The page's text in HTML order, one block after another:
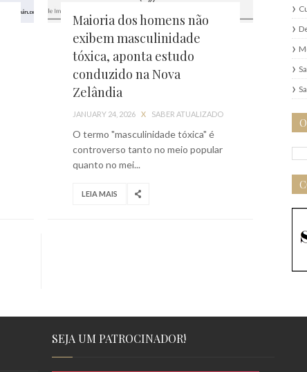
Maioria dos homens não
exibem masculinidade
tóxica, aponta estudo
conduzido na Nova
Zelândia
JANUARY 24, 2026 X SABER ATUALIZADO
O termo "masculinidade tóxica" é
controverso tanto no meio popular
quanto no mei...
LEIA MAIS
SEJA UM PATROCINADOR!